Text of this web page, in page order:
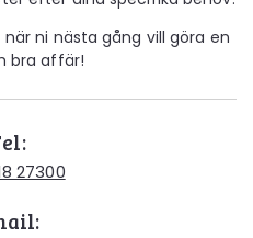
ni nästa gång vill göra en
bra affär!
27300